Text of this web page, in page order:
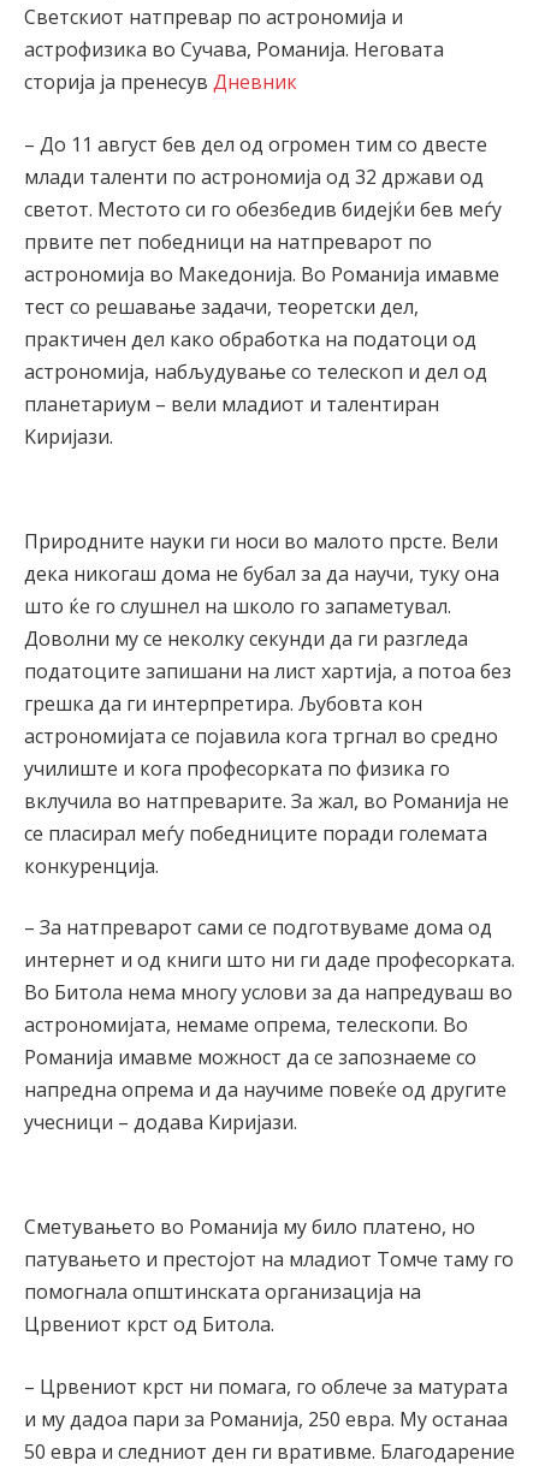
Светскиот натпревар по астрономија и
астрофизика во Сучава, Романија. Неговата
сторија ја пренесув Дневник
– До 11 август бев дел од огромен тим со двесте
млади таленти по астрономија од 32 држави од
светот. Местото си го обезбедив бидејќи бев меѓу
првите пет победници на натпреварот по
астрономија во Македонија. Во Романија имавме
тест со решавање задачи, теоретски дел,
практичен дел како обработка на податоци од
астрономија, набљудување со телескоп и дел од
планетариум – вели младиот и талентиран
Kиријази.
Природните науки ги носи во малото прсте. Вели
дека никогаш дома не бубал за да научи, туку она
што ќе го слушнел на школо го запаметувал.
Доволни му се неколку секунди да ги разгледа
податоците запишани на лист хартија, а потоа без
грешка да ги интерпретира. Љубовта кон
астрономијата се појавила кога тргнал во средно
училиште и кога професорката по физика го
вклучила во натпреварите. За жал, во Романија не
се пласирал меѓу победниците поради големата
конкуренција.
– За натпреварот сами се подготвуваме дома од
интернет и од книги што ни ги даде професорката.
Во Битола нема многу услови за да напредуваш во
астрономијата, немаме опрема, телескопи. Во
Романија имавме можност да се запознаеме со
напредна опрема и да научиме повеќе од другите
учесници – додава Kиријази.
Сметувањето во Романија му било платено, но
патувањето и престојот на младиот Томче таму го
помогнала општинската организација на
Црвениот крст од Битола.
– Црвениот крст ни помага, го облече за матурата
и му дадоа пари за Романија, 250 евра. Му останаа
50 евра и следниот ден ги вративме. Благодарение